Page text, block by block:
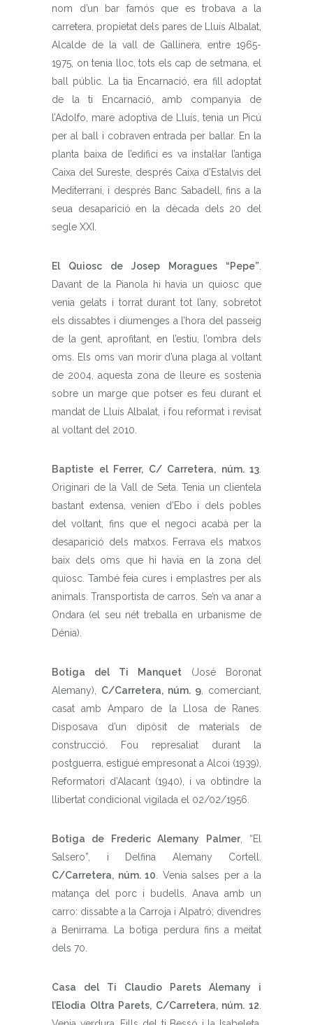
nom d’un bar famós que es trobava a la
carretera, propietat dels pares de Lluís Albalat,
Alcalde de la vall de Gallinera, entre 1965-
1975, on tenia lloc, tots els cap de setmana, el
ball públic. La tia Encarnació, era fill adoptat
de la ti Encarnació, amb companyia de
l’Adolfo, mare adoptiva de Lluís, tenia un Picú
per al ball i cobraven entrada per ballar. En la
planta baixa de l’edifici es va instal·lar l’antiga
Caixa del Sureste, després Caixa d’Estalvis del
Mediterrani, i després Banc Sabadell, fins a la
seua desaparició en la dècada dels 20 del
segle XXI.
El Quiosc de Josep Moragues “Pepe”.
Davant de la Pianola hi havia un quiosc que
venia gelats i torrat durant tot l’any, sobretot
els dissabtes i diumenges a l’hora del passeig
de la gent, aprofitant, en l’estiu, l’ombra dels
oms. Els oms van morir d’una plaga al voltant
de 2004, aquesta zona de lleure es sostenia
sobre un marge que potser es feu durant el
mandat de Lluís Albalat, i fou reformat i revisat
al voltant del 2010.
Baptiste el Ferrer, C/ Carretera, núm. 13.
Originari de la Vall de Seta. Tenia un clientela
bastant extensa, venien d’Ebo i dels pobles
del voltant, fins que el negoci acabà per la
desaparició dels matxos. Ferrava els matxos
baix dels oms que hi havia en la zona del
quiosc. També feia cures i emplastres per als
animals. Transportista de carros. Se’n va anar a
Ondara (el seu nét treballa en urbanisme de
Dénia).
Botiga del Ti Manquet (José Boronat
Alemany), C/Carretera, núm. 9, comerciant,
casat amb Amparo de la Llosa de Ranes.
Disposava d’un dipòsit de materials de
construcció. Fou represaliat durant la
postguerra, estigué empresonat a Alcoi (1939),
Reformatori d’Alacant (1940), i va obtindre la
llibertat condicional vigilada el 02/02/1956.
Botiga de Frederic Alemany Palmer, “El
Salsero”, i Delfina Alemany Cortell.
C/Carretera, núm. 10. Venia salses per a la
matança del porc i budells. Anava amb un
carro: dissabte a la Carroja i Alpatró; divendres
a Benirrama. La botiga perdura fins a meitat
dels 70.
Casa del Ti Claudio Parets Alemany i
l’Elodia Oltra Parets, C/Carretera, núm. 12.